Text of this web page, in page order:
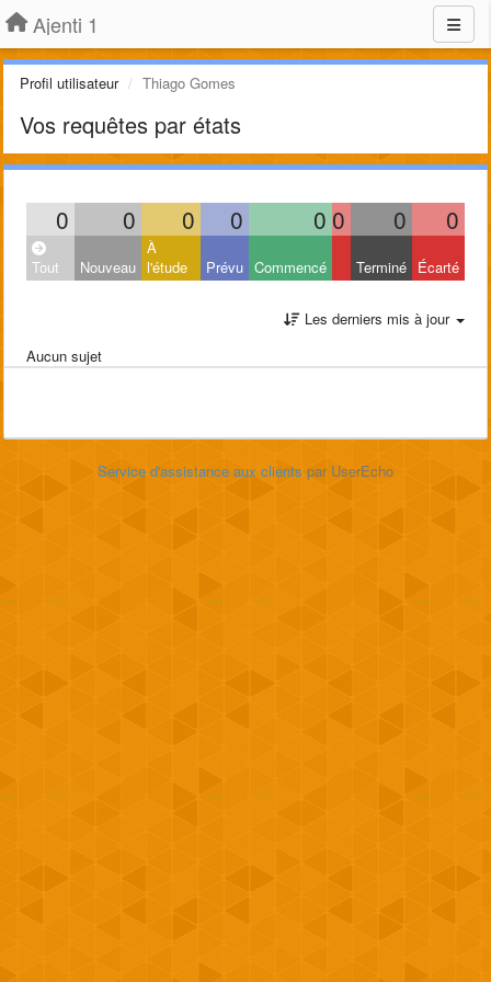
Ajenti 1
Profil utilisateur Thiago Gomes
Vos requêtes par états
0 0 0 0 0 0 0 0
Tout Nouveau
À
l'étude
Prévu Commencé Terminé Écarté
Les derniers mis à jour
Aucun sujet
Service d'assistance aux clients par UserEcho